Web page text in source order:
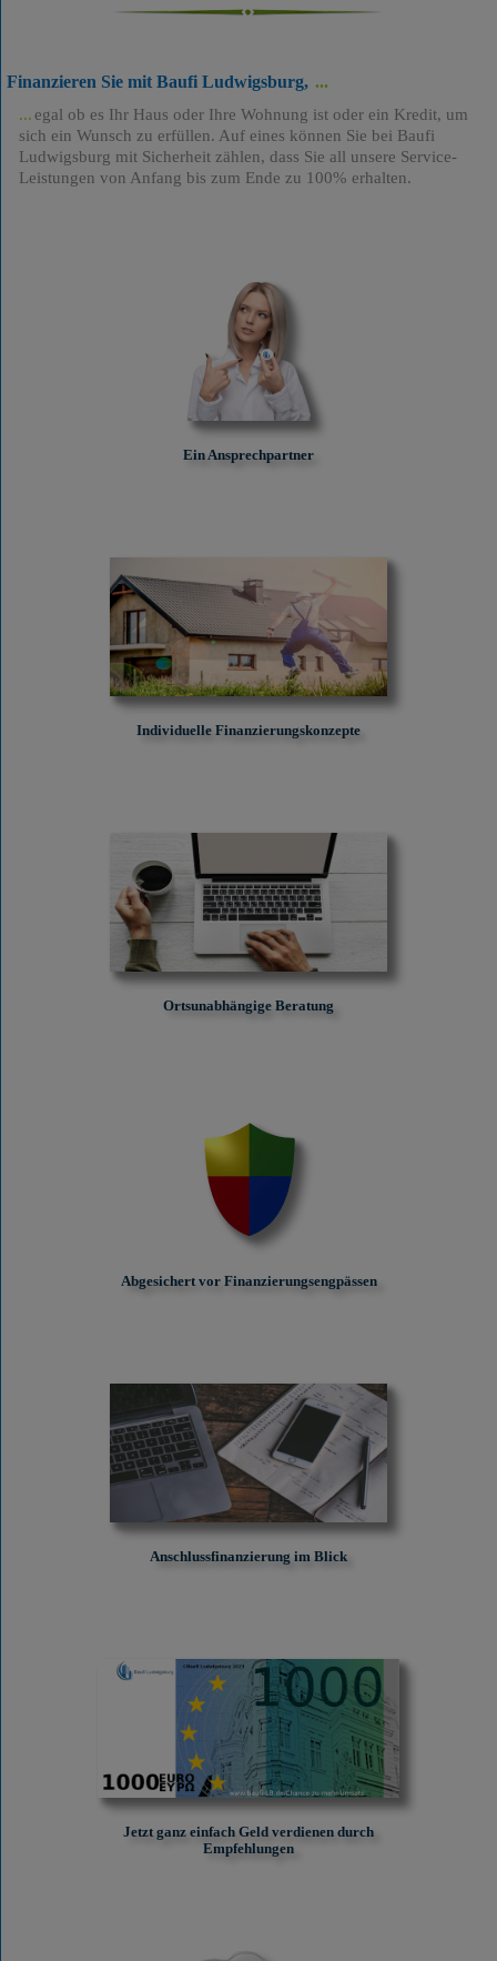
Finanzieren Sie mit Baufi Ludwigsburg,
egal ob es Ihr Haus oder Ihre Wohnung ist oder ein Kredit, um
sich ein Wunsch zu erfüllen. Auf eines können Sie bei Baufi
Ludwigsburg mit Sicherheit zählen, dass Sie all unsere Service-
Leistungen von Anfang bis zum Ende zu 100% erhalten.
Ein Ansprechpartner
Individuelle Finanzierungskonzepte
Ortsunabhängige Beratung
Abgesichert vor Finanzierungs­engpässen
Anschlussfinanzierung im Blick
Jetzt ganz einfach Geld verdienen durch
Empfehlungen